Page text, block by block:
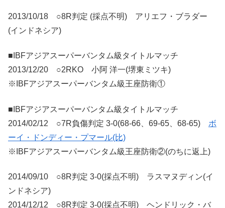
2013/10/18 ○8R判定 (採点不明) アリエフ・ブラダー
(インドネシア)
■IBFアジアスーパーバンタム級タイトルマッチ
2013/12/20 ○2RKO 小阿 洋一(堺東ミツキ)
※IBFアジアスーパーバンタム級王座防衛①
■IBFアジアスーパーバンタム級タイトルマッチ
2014/02/12 ○7R負傷判定 3-0(68-66、69-65、68-65) ボ
ーイ・ドンディー・プマール(比)
※IBFアジアスーパーバンタム級王座防衛②(のちに返上)
2014/09/10 ○8R判定 3-0(採点不明) ラスマヌディン(イ
ンドネシア)
2014/12/12 ○8R判定 3-0(採点不明) ヘンドリック・バ